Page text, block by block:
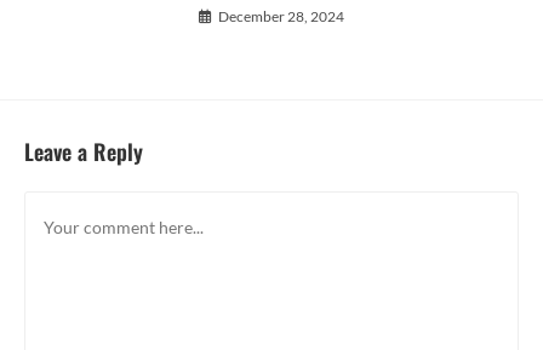
December 28, 2024
Leave a Reply